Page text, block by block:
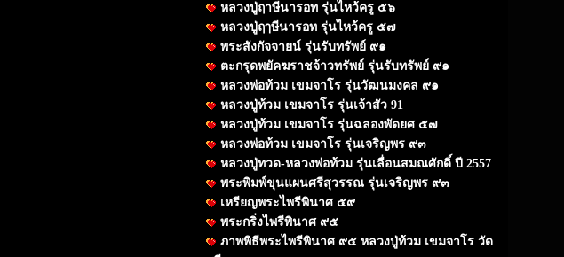
หลวงปู่ฤาษีนารอท รุ่นไหว้ครู ๕๖
หลวงปู่ฤๅษีนารอท รุ่นไหว้ครู ๕๗
พระสังกัจจายน์ รุ่นรับทรัพย์ ๙๑
ตะกรุดพยัคฆราชจ้าวทรัพย์ รุ่นรับทรัพย์ ๙๑
หลวงพ่อท้วม เขมจาโร รุ่นวัฒนมงคล ๙๑
หลวงปู่ท้วม เขมจาโร รุ่นเจ้าสัว 91
หลวงปู่ท้วม เขมจาโร รุ่นฉลองพัดยศ ๕๗
หลวงพ่อท้วม เขมจาโร รุ่นเจริญพร ๙๓
หลวงปู่ทวด-หลวงพ่อท้วม รุ่นเลื่อนสมณศักดิ์ ปี 2557
พระพิมพ์ขุนแผนศรีสุวรรณ รุ่นเจริญพร ๙๓
เหรียญพระไพรีพินาศ ๕๙
พระกริ่งไพรีพินาศ ๙๕
ภาพพิธีพระไพรีพินาศ ๙๕ หลวงปู่ท้วม เขมจาโร วัด